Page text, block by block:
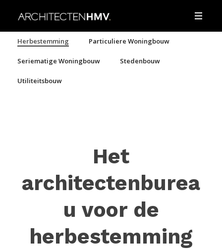
Herbestemming Particuliere Woningbouw
Seriematige Woningbouw Stedenbouw
Utiliteitsbouw
Het
architectenburea
u voor de
herbestemming